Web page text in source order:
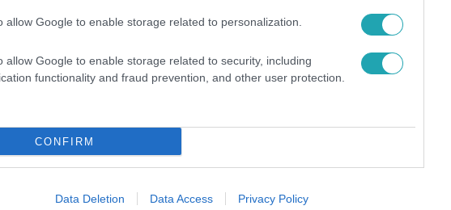
allow Google to enable storage related to personalization.
allow Google to enable storage related to security, including
functionality and fraud prevention, and other user protection.
CONFIRM
Data Deletion Data Access Privacy Policy
séf megmutatta a csapatának, hogyan készíthetnek el egy igazán ízletes
majdnem felgyújtotta a konyhát
pirított, amikor a serpenyő annyira füstölni nem kezdett,